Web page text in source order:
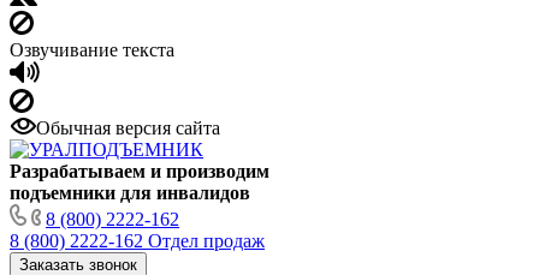
Озвучивание текста
Обычная версия сайта
Разрабатываем и производим
подъемники для инвалидов
8 (800) 2222-162
8 (800) 2222-162 Отдел продаж
Заказать звонок